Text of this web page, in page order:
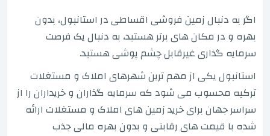
اگر به دنبال زمین فروشی اقساطی در استانبول، بدون
بهره و در مکان های برتر هستید، به دنبال یک فرصت
سرمایه گذاری غیرقابل چشم پوشی هستید.
استانبول یکی از مهم ترین شهرهای املاک و مستغلات
ترکیه محسوب می شود که سرمایه گذاران و خریداران را از
سراسر جهان برای خرید زمین های املاک و مستغلات ارائه
شده با قیمت های رقابتی و بدون بهره مالی جذب